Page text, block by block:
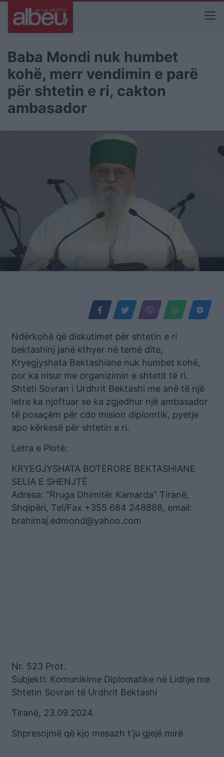
Baba Mondi nuk humbet
kohë, merr vendimin e parë
për shtetin e ri, cakton
ambasador
Ndërkohë që diskutimet për shtetin e ri
bektashinj janë kthyer në temë dite,
Kryegjyshata Bektashiane nuk humbet kohë,
por ka nisur me organizimin e shtetit të ri.
Shteti Sovran i Urdhrit Bektashi me anë të një
letre ka njoftuar se ka zgjedhur një ambasador
të posaçëm për cdo mision diplomtik, pyetje
apo kërkesë për shtetin e ri.
Letra e Plotë:
KRYEGJYSHATA BOTËRORE BEKTASHIANE
SELIA E SHENJTË
Adresa: “Rruga Dhimitër Kamarda” Tiranë,
Shqipëri, Tel/Fax +355 684 248888, email:
brahimaj.edmond@yahoo.com
Nr. 523 Prot.
Subjekti: Komunikime Diplomatike në Lidhje me
Shtetin Sovran të Urdhrit Bektashi
Tiranë, 23.09.2024
Shpresojmë që kjo mesazh t’ju gjejë mirë.